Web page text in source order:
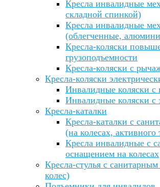
Кресла инвалидные
складной спинкой)
Кресла инвалидные
(облегченные,
Кресла-коляски
грузоподъемности
Кресла-коляски с
Кресла-коляски
Инвалидные коляски с
Инвалидные коляски с
Кресла-каталки
Кресла-каталки с
(на колесах, активного
Кресла инвалидные с
оснащением на колесах
Кресла-стулья с
колес)